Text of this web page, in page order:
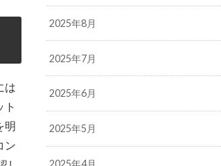
は
明
ン
2025年8月
2025年7月
2025年6月
2025年5月
2025年4月